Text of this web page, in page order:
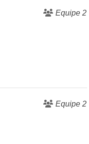
Equipe 2
Equipe 2